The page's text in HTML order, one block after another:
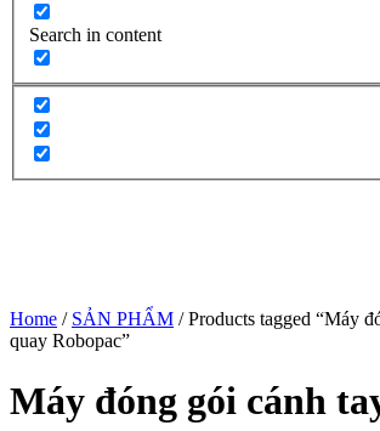
Search in content
Home / SẢN PHẨM / Products tagged “Máy
quay Robopac”
Máy đóng gói cánh